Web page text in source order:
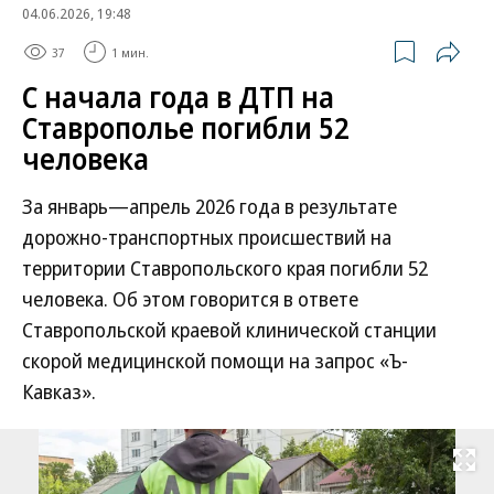
04.06.2026, 19:48
37 1 мин.
С начала года в ДТП на
Ставрополье погибли 52
человека
За январь—апрель 2026 года в результате
дорожно-транспортных происшествий на
территории Ставропольского края погибли 52
человека. Об этом говорится в ответе
Ставропольской краевой клинической станции
скорой медицинской помощи на запрос «Ъ-
Кавказ».
Развернуть